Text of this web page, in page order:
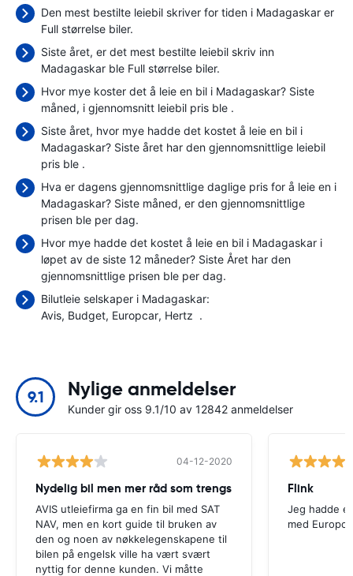
Den mest bestilte leiebil skriver for tiden i Madagaskar er
Full størrelse biler.
Siste året, er det mest bestilte leiebil skriv inn
Madagaskar ble Full størrelse biler.
Hvor mye koster det å leie en bil i Madagaskar? Siste
måned, i gjennomsnitt leiebil pris ble .
Siste året, hvor mye hadde det kostet å leie en bil i
Madagaskar? Siste året har den gjennomsnittlige leiebil
pris ble .
Hva er dagens gjennomsnittlige daglige pris for å leie en i
Madagaskar? Siste måned, er den gjennomsnittlige
prisen ble per dag.
Hvor mye hadde det kostet å leie en bil i Madagaskar i
løpet av de siste 12 måneder? Siste Året har den
gjennomsnittlige prisen ble per dag.
Bilutleie selskaper i Madagaskar:
Avis Budget Europcar Hertz .
9.1 Nylige anmeldelser
Kunder gir oss 9.1/10 av 12842 anmeldelser
04-12-2020
Nydelig bil men mer råd som trengs
AVIS utleiefirma ga en fin bil med SAT
NAV, men en kort guide til bruken av
den og noen av nøkkelegenskapene til
bilen på engelsk ville ha vært svært
nyttig for denne kunden. Vi måtte
Flink
Jeg hadde
med